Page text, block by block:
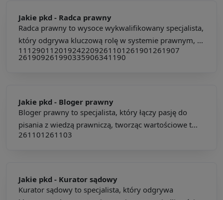
Jakie pkd - Radca prawny
Radca prawny to wysoce wykwalifikowany specjalista,
który odgrywa kluczową rolę w systemie prawnym, ...
111290112019242209261101 261901 261907
261909261990335906341190
Jakie pkd - Bloger prawny
Bloger prawny to specjalista, który łączy pasję do
pisania z wiedzą prawniczą, tworząc wartościowe t...
261101 261103
Jakie pkd - Kurator sądowy
Kurator sądowy to specjalista, który odgrywa